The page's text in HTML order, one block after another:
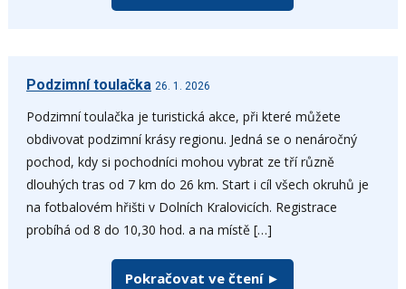
Podzimní toulačka 26. 1. 2026
Podzimní toulačka je turistická akce, při které můžete
obdivovat podzimní krásy regionu. Jedná se o nenáročný
pochod, kdy si pochodníci mohou vybrat ze tří různě
dlouhých tras od 7 km do 26 km. Start i cíl všech okruhů je
na fotbalovém hřišti v Dolních Kralovicích. Registrace
probíhá od 8 do 10,30 hod. a na místě […]
Pokračovat ve čtení ►